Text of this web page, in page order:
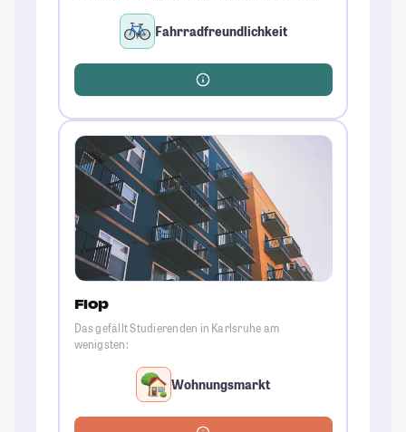
Fahrradfreundlichkeit
Flop
Das gefällt Studierenden in Karlsruhe am
wenigsten:
Wohnungsmarkt